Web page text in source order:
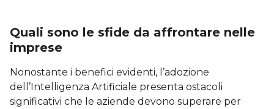
Quali sono le sfide da affrontare nelle
imprese
Nonostante i benefici evidenti, l’adozione
dell’Intelligenza Artificiale presenta ostacoli
significativi che le aziende devono superare per